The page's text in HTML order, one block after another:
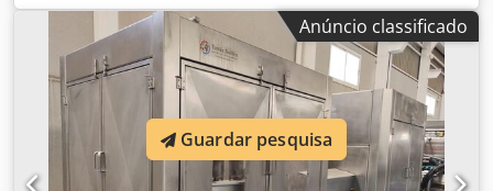
1 000 kg, Máquina Stiller STA 3000, fabricada em 2019,
com poucas horas de utilização. Cedpfxozlgqqj Amuoha A
máquina é fornecida com jogos de matrizes para os
formatos 99/119 mm, 73/110 mm e 73/58 mm, ou seja,
para latas empilháveis de 800 g, 400 g e 200 g. A máquina
funciona perfeitamente, sendo que a barra de corte do
dispensador de tampas pode, eventualmente, necessitar
de substituição.
Anúncio classificado
Guardar pesquisa